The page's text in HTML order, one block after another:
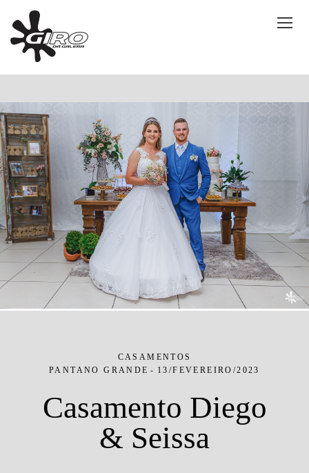
CASAMENTOS
PANTANO GRANDE
13/FEVEREIRO/2023
Casamento Diego
& Seissa